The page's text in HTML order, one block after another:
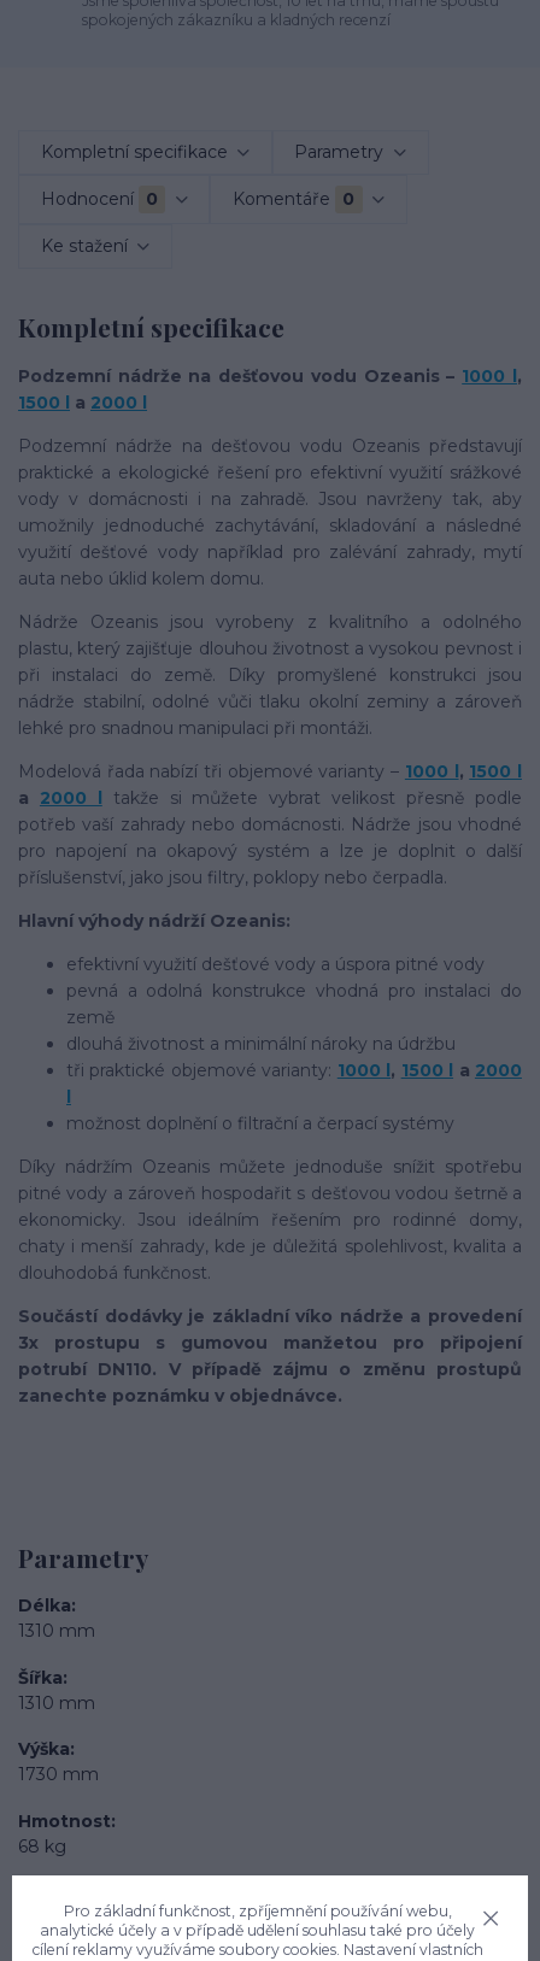
spokojených zákazníku a kladných recenzí
Kompletní specifikace Parametry
Hodnocení 0 Komentáře 0
Ke stažení
Kompletní specifikace
Podzemní nádrže na dešťovou vodu Ozeanis – 1000 l ,
1500 l
a 2000 l
Podzemní nádrže na dešťovou vodu Ozeanis představují
praktické a ekologické řešení pro efektivní využití srážkové
vody v domácnosti i na zahradě. Jsou navrženy tak, aby
umožnily jednoduché zachytávání, skladování a následné
využití dešťové vody například pro zalévání zahrady, mytí
auta nebo úklid kolem domu.
Nádrže Ozeanis jsou vyrobeny z kvalitního a odolného
plastu, který zajišťuje dlouhou životnost a vysokou pevnost i
při instalaci do země. Díky promyšlené konstrukci jsou
nádrže stabilní, odolné vůči tlaku okolní zeminy a zároveň
lehké pro snadnou manipulaci při montáži.
Modelová řada nabízí tři objemové varianty – 1000 l , 1500 l
a 2000 l
takže si můžete vybrat velikost přesně podle
potřeb vaší zahrady nebo domácnosti. Nádrže jsou vhodné
pro napojení na okapový systém a lze je doplnit o další
příslušenství, jako jsou filtry, poklopy nebo čerpadla.
Hlavní výhody nádrží Ozeanis:
efektivní využití dešťové vody a úspora pitné vody
pevná a odolná konstrukce vhodná pro instalaci do
země
dlouhá životnost a minimální nároky na údržbu
tři praktické objemové varianty: 1000 l , 1500 l a 2000
možnost doplnění o filtrační a čerpací systémy
Díky nádržím Ozeanis můžete jednoduše snížit spotřebu
pitné vody a zároveň hospodařit s dešťovou vodou šetrně a
ekonomicky. Jsou ideálním řešením pro rodinné domy,
chaty i menší zahrady, kde je důležitá spolehlivost, kvalita a
dlouhodobá funkčnost.
Součástí dodávky je základní víko nádrže a provedení
3x prostupu s gumovou manžetou pro připojení
potrubí DN110. V případě zájmu o změnu prostupů
zanechte poznámku v objednávce.
Parametry
Délka
1310 mm
Šířka
1310 mm
Výška
1730 mm
Hmotnost
68 kg
1500 lPro základní funkčnost, zpříjemnění používání webu,
analytické účely a v případě udělení souhlasu také pro účely
cílení reklamy využíváme soubory cookies. Nastavení vlastních